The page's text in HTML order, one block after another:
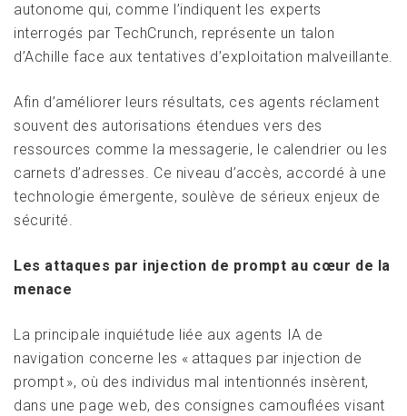
autonome qui, comme l’indiquent les experts
interrogés par TechCrunch, représente un talon
d’Achille face aux tentatives d’exploitation malveillante.
Afin d’améliorer leurs résultats, ces agents réclament
souvent des autorisations étendues vers des
ressources comme la messagerie, le calendrier ou les
carnets d’adresses. Ce niveau d’accès, accordé à une
technologie émergente, soulève de sérieux enjeux de
sécurité.
Les attaques par injection de prompt au cœur de la
menace
La principale inquiétude liée aux agents IA de
navigation concerne les « attaques par injection de
prompt », où des individus mal intentionnés insèrent,
dans une page web, des consignes camouflées visant